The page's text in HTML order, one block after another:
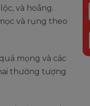
và hoẵng.
và rụng theo
mọng và các
thường tượng